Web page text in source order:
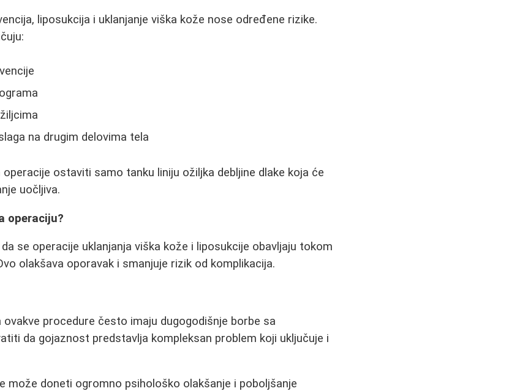
liposukcija i uklanjanje viška kože nose određene rizike.
na drugim delovima tela
operacije ostaviti samo tanku liniju ožiljka debljine dlake koja će
uočljiva.
operaciju?
se operacije uklanjanja viška kože i liposukcije obavljaju tokom
olakšava oporavak i smanjuje rizik od komplikacija.
ovakve procedure često imaju dugogodišnje borbe sa
da gojaznost predstavlja kompleksan problem koji uključuje i
može doneti ogromno psihološko olakšanje i poboljšanje